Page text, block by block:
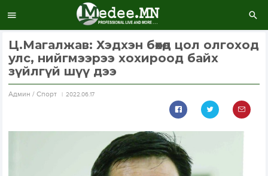
Ц.Магалжав: Хэдхэн бөхөд цол олгоход
улс, нийгмээрээ хохироод байх
зүйлгүй шүү дээ
Aдмин / Спорт 2022.06.17